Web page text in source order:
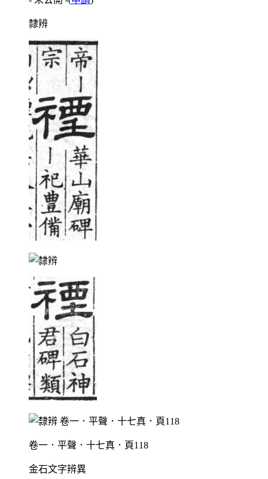
隸辨
卷一．平聲．十七真．頁118
金石文字辨異